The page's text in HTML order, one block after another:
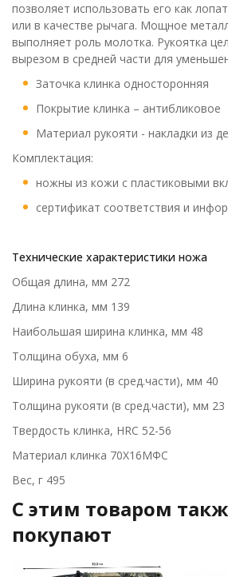
позволяет использовать его как
или в качестве рычага. Мощное
выполняет роль молотка. Рукоятка
вырезом в средней части для
Заточка клинка односторонняя
Покрытие клинка – антибликовое
Материал рукояти - накладки из
Комплектация:
ножны из кожи с пластиковыми
сертификат соответствия и
Технические характеристики ножа
Общая длина, мм 272
Длина клинка, мм 139
Наибольшая ширина клинка, мм 48
Толщина обуха, мм 6
Ширина рукояти (в сред.части), мм 40
Толщина рукояти (в сред.части), мм 23
Твердость клинка, HRC 52-56
Материал клинка 70Х16МФС
Вес, г 495
C этим товаром
покупают